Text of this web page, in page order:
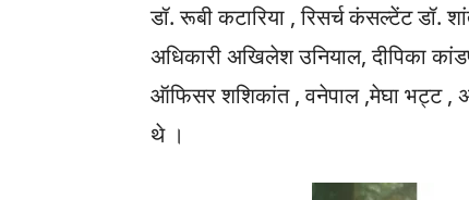
डॉ. रूबी कटारिया , रिसर्च कंसल्टेंट डॉ.
अधिकारी अखिलेश उनियाल, दीपिका
ऑफिसर शशिकांत , वनेपाल ,मेघा भट्ट ,
थे ।